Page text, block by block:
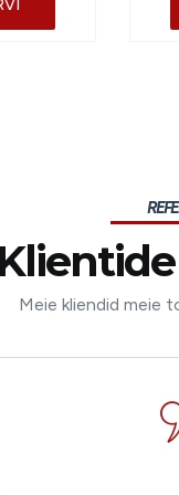
Meie kliendid meie